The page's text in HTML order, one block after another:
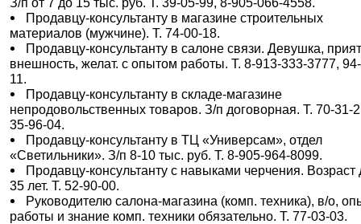
Продавцу-консультанту в магазине строительных
материалов (мужчине). Т. 74-00-18.
Продавцу-консультанту в салоне связи. Девушка,
внешность, желат. с опытом работы. Т. 8-913-333-3777,
11.
Продавцу-консультанту в складе-магазине
непродовольственных товаров. З/п договорная. Т. 70-31-
35-96-04.
Продавцу-консультанту в ТЦ «Универсам», отдел
«Светильники». З/п 8-10 тыс. руб. Т. 8-905-964-8099.
Продавцу-консультанту с навыками черчения. Возраст
35 лет. Т. 52-90-00.
Руководителю салона-магазина (комп. техника), в/о,
работы и знание комп. техники обязательно. Т. 77-03-03.